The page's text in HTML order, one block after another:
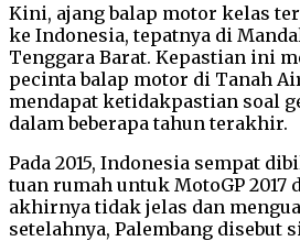
Kini, ajang balap motor kelas
ke Indonesia, tepatnya di
Tenggara Barat. Kepastian ini
pecinta balap motor di Tanah
mendapat ketidakpastian soal
dalam beberapa tahun terakhir.
Pada 2015, Indonesia sempat
tuan rumah untuk MotoGP 2017
akhirnya tidak jelas dan
setelahnya, Palembang disebut